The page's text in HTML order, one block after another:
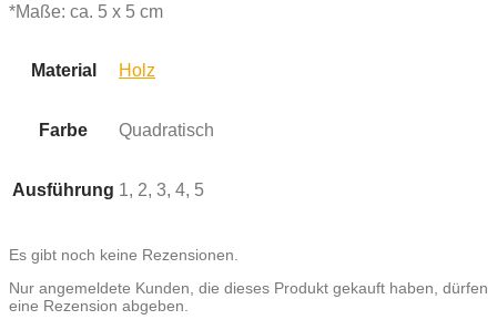
*Maße: ca. 5 x 5 cm
Material Holz
Farbe Quadratisch
Ausführung 1, 2, 3, 4, 5
Es gibt noch keine Rezensionen.
Nur angemeldete Kunden, die dieses Produkt gekauft haben, dürfen
eine Rezension abgeben.